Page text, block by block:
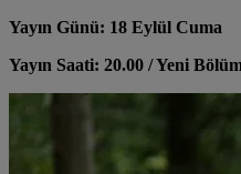
Yayın Günü: 18 Eylül Cuma
Yayın Saati: 20.00 / Yeni